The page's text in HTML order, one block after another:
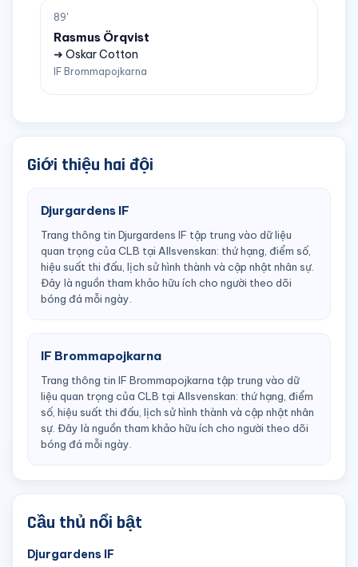
89'
Rasmus Örqvist
➜ Oskar Cotton
IF Brommapojkarna
Giới thiệu hai đội
Djurgardens IF
Trang thông tin Djurgardens IF tập trung vào dữ liệu
quan trọng của CLB tại Allsvenskan: thứ hạng, điểm số,
hiệu suất thi đấu, lịch sử hình thành và cập nhật nhân sự.
Đây là nguồn tham khảo hữu ích cho người theo dõi
bóng đá mỗi ngày.
IF Brommapojkarna
Trang thông tin IF Brommapojkarna tập trung vào dữ
liệu quan trọng của CLB tại Allsvenskan: thứ hạng, điểm
số, hiệu suất thi đấu, lịch sử hình thành và cập nhật nhân
sự. Đây là nguồn tham khảo hữu ích cho người theo dõi
bóng đá mỗi ngày.
Cầu thủ nổi bật
Djurgardens IF